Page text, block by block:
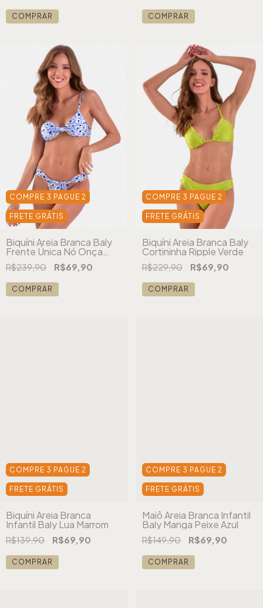
COMPRAR COMPRAR
COMPRE 3 PAGUE 2
FRETE GRÁTIS
Biquíni Areia Branca Baly
Frente Única Nó Onça
Azul
R$239,90 R$69,90
COMPRAR
COMPRE 3 PAGUE 2
FRETE GRÁTIS
Biquíni Areia Branca Baly
Cortininha Ripple Verde
R$229,90 R$69,90
COMPRAR
COMPRE 3 PAGUE 2
FRETE GRÁTIS
Biquíni Areia Branca
Infantil Baly Lua Marrom
R$139,90 R$69,90
COMPRAR
COMPRE 3 PAGUE 2
FRETE GRÁTIS
Maiô Areia Branca Infantil
Baly Manga Peixe Azul
R$149,90 R$69,90
COMPRAR